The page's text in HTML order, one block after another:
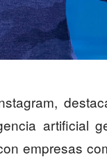
artificial
empresas